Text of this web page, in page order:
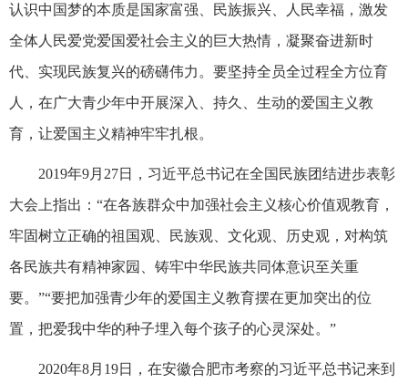
认识中国梦的本质是国家富强、民族振兴、人民幸福，激发
全体人民爱党爱国爱社会主义的巨大热情，凝聚奋进新时
代、实现民族复兴的磅礴伟力。要坚持全员全过程全方位育
人，在广大青少年中开展深入、持久、生动的爱国主义教
育，让爱国主义精神牢牢扎根。
2019年9月27日，习近平总书记在全国民族团结进步表彰
大会上指出：“在各族群众中加强社会主义核心价值观教育，
牢固树立正确的祖国观、民族观、文化观、历史观，对构筑
各民族共有精神家园、铸牢中华民族共同体意识至关重
要。”“要把加强青少年的爱国主义教育摆在更加突出的位
置，把爱我中华的种子埋入每个孩子的心灵深处。”
2020年8月19日，在安徽合肥市考察的习近平总书记来到